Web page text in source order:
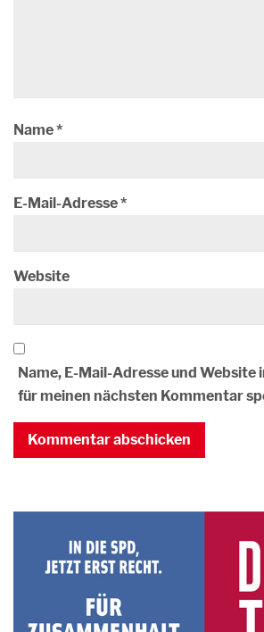
Name*
E-Mail-Adresse*
Website
Name, E-Mail-Adresse und Website
für meinen nächsten Kommentar